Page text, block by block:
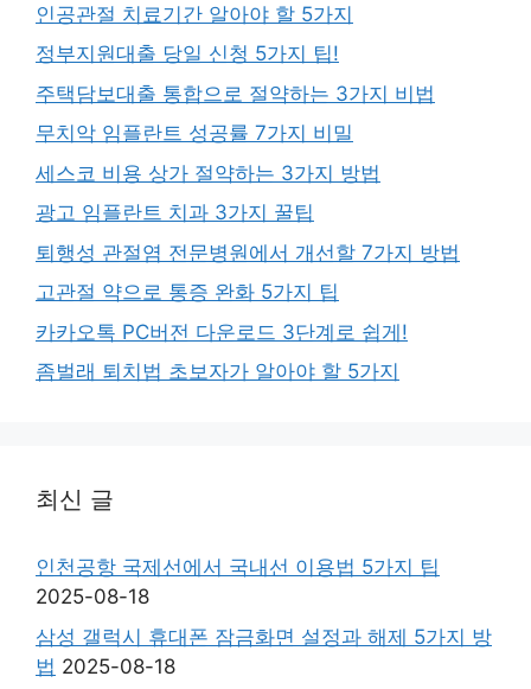
인공관절 치료기간 알아야 할 5가지
정부지원대출 당일 신청 5가지 팁!
주택담보대출 통합으로 절약하는 3가지 비법
무치악 임플란트 성공률 7가지 비밀
세스코 비용 상가 절약하는 3가지 방법
광고 임플란트 치과 3가지 꿀팁
퇴행성 관절염 전문병원에서 개선할 7가지 방법
고관절 약으로 통증 완화 5가지 팁
카카오톡 PC버전 다운로드 3단계로 쉽게!
좀벌래 퇴치법 초보자가 알아야 할 5가지
최신 글
인천공항 국제선에서 국내선 이용법 5가지 팁
2025-08-18
삼성 갤럭시 휴대폰 잠금화면 설정과 해제 5가지 방
법 2025-08-18